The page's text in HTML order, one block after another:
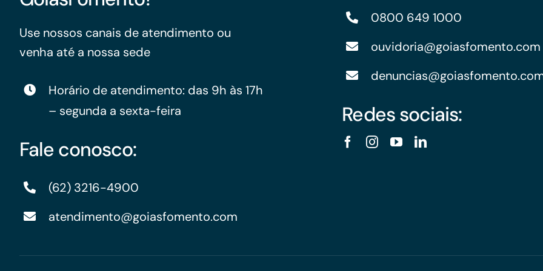
Use nossos canais de atendimento ou
venha até a nossa sede
Horário de atendimento: das 9h às 17h
– segunda a sexta-feira
Fale conosco:
(62) 3216-4900
atendimento@goiasfomento.com
0800 649 1000
ouvidoria@goiasfomento.com
Redes sociais: